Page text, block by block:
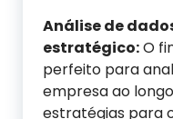
Análise de
estratégico:O
perfeito para
empresa ao
estratégias para